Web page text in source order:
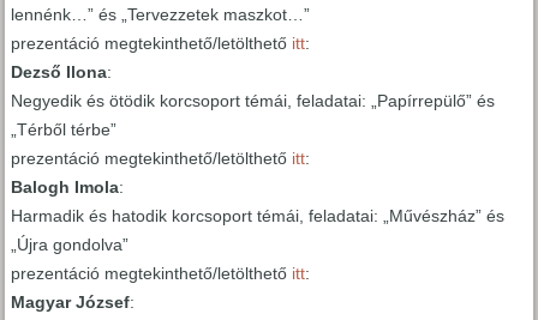
lennénk…” és „Tervezzetek maszkot…”
prezentáció megtekinthető/letölthető itt:
Dezső Ilona:
Negyedik és ötödik korcsoport témái, feladatai: „Papírrepülő” és
„Térből térbe”
prezentáció megtekinthető/letölthető itt:
Balogh Imola:
Harmadik és hatodik korcsoport témái, feladatai: „Művészház” és
„Újra gondolva”
prezentáció megtekinthető/letölthető itt:
Magyar József: